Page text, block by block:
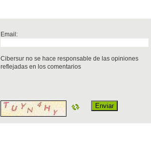
Email:
Cibersur no se hace responsable de las opiniones
reflejadas en los comentarios